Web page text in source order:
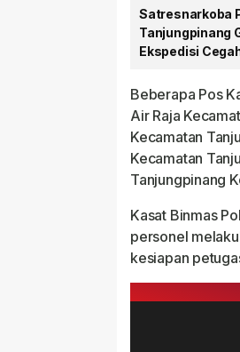
Satresnarkoba
Tanjungpinang
Ekspedisi
Beberapa Pos
Air Raja
Kecamatan
Kecamatan
Tanjungpinang
Kasat Binmas
personel
kesiapan